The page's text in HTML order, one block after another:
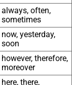
always, often,
sometimes
now, yesterday,
soon
however, therefore,
moreover
here, there,